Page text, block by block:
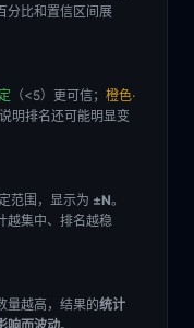
分比和置信区间展
（<5）更可信； 橙色·
说明排名还可能明显变
范围，显示为 ±N。
越集中、排名越稳
量越高，结果的统计